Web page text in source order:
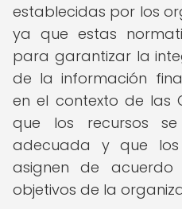
establecidas por los
ya que estas
para garantizar la
de la información
en el contexto de las
que los recursos
adecuada y que
asignen de
objetivos de la